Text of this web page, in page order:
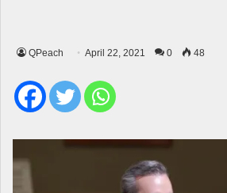
QPeach April 22, 2021 0 48